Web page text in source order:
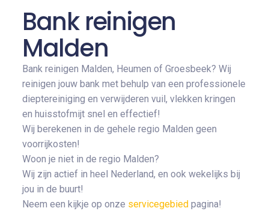
Bank reinigen
Malden
Bank reinigen Malden, Heumen of Groesbeek? Wij
reinigen jouw bank met behulp van een professionele
dieptereiniging en verwijderen vuil, vlekken kringen
en huisstofmijt snel en effectief!
Wij berekenen in de gehele regio Malden geen
voorrijkosten!
Woon je niet in de regio Malden?
Wij zijn actief in heel Nederland, en ook wekelijks bij
jou in de buurt!
Neem een kijkje op onze servicegebied pagina!